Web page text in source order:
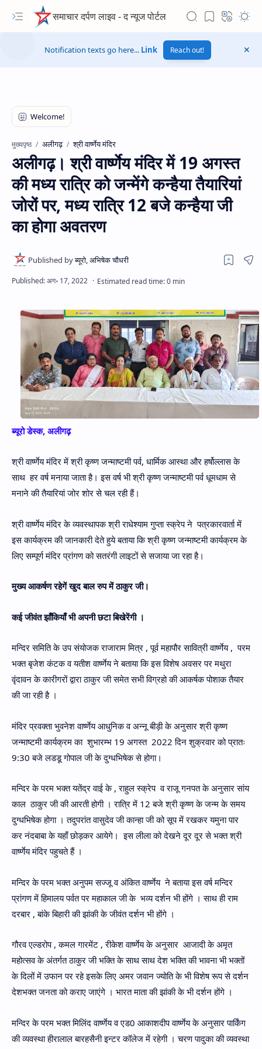
समाचार दर्पण लाइव - द न्यूज पोर्टल
Hidden Menu
Hidden Menu
Notification texts go here... Link Reach out!
मुख्यपृष्ठ अलीगढ़ श्री वार्ष्णेय मंदिर
अलीगढ़। श्री वार्ष्णेय मंदिर में 19 अगस्त
की मध्य रात्रि को जन्मेंगे कन्हैया तैयारियां
जोरों पर, मध्य रात्रि 12 बजे कन्हैया जी
का होगा अवतरण
ब्यूरो डेस्क, अलीगढ़
श्री वार्ष्णेय मंदिर में श्री कृष्ण जन्माष्टमी पर्व, धार्मिक आस्था और हर्षोल्लास के
साथ हर वर्ष मनाया जाता है। इस वर्ष भी श्री कृष्ण जन्माष्टमी पर्व धूमधाम से
मनाने की तैयारियां जोर शोर से चल रही हैं।
श्री वार्ष्णेय मंदिर के व्यवस्थापक श्री राधेश्याम गुप्ता स्क्रेप ने पत्रकारवार्ता में
इस कार्यक्रम की जानकारी देते हुये बताया कि श्री कृष्ण जन्माष्टमी कार्यक्रम के
लिए सम्पूर्ण मंदिर प्रांगण को सतरंगी लाइटों से सजाया जा रहा है।
मुख्य आकर्षण रहेगें खुद बाल रुप में ठाकुर जी।
कई जीवंत झाँकियाँ भी अपनी छटा बिखेरेंगी ।
मन्दिर समिति के उप संयोजक राजाराम मित्र , पूर्व महापौर सावित्री वार्ष्णेय , परम
भक्त बृजेश कंटक व यतीश वार्ष्णेय ने बताया कि इस विशेष अवसर पर मथुरा
वृंदावन के कारीगरों द्वारा ठाकुर जी समेत सभी विग्रहो की आकर्षक पोशाक तैयार
की जा रही है ।
मंदिर प्रवक्ता भुवनेश वार्ष्णेय आधुनिक व अन्नू बीड़ी के अनुसार श्री कृष्ण
जन्माष्टमी कार्यक्रम का शुभारम्भ 19 अगस्त 2022 दिन शुक्रवार को प्रातः
9:30 बजे लडडू गोपाल जी के दुग्धभिषेक से होगा।
मन्दिर के परम भक्त यतेंद्र वाई के , राहुल स्क्रेप व राजू गनपत के अनुसार सांय
काल ठाकुर जी की आरती होगी । रात्रि में 12 बजे श्री कृष्ण के जन्म के समय
दुग्धभिषेक होगा । तदुपरांत वासुदेव जी कान्हा जी को सूप में रखकर यमुना पार
कर नंदबाबा के यहाँ छोड़कर आयेगे। इस लीला को देखने दूर दूर से भक्त श्री
वार्ष्णेय मंदिर पहुचते हैं ।
मन्दिर के परम भक्त अनुपम सज्जू व अंकित वार्ष्णेय ने बताया इस वर्ष मन्दिर
प्रांगण में हिमालय पर्वत पर महाकाल जी के भव्य दर्शन भी होंगे । साथ ही राम
दरबार , बांके बिहारी की झांकी के जीवंत दर्शन भी होंगे ।
गौरव एल्डरोप , कमल गारमेंट , रीकेश वार्ष्णेय के अनुसार आजादी के अमृत
महोत्सव के अंतर्गत ठाकुर जी भक्ति के साथ साथ देश भक्ति की भावना भी भक्तों
के दिलों में उफान पर रहे इसके लिए अमर जवान ज्योति के भी विशेष रूप से दर्शन
देशभक्त जनता को कराए जाएंगे । भारत माता की झांकी के भी दर्शन होंगे ।
मन्दिर के परम भक्त मिलिंद वार्ष्णेय व एड0 आकाशदीप वार्ष्णेय के अनुसार पार्किंग
की व्यवस्था हीरालाल बारहसैनी इन्टर कॉलेज में रहेगी । चरण पादुका की व्यवस्था